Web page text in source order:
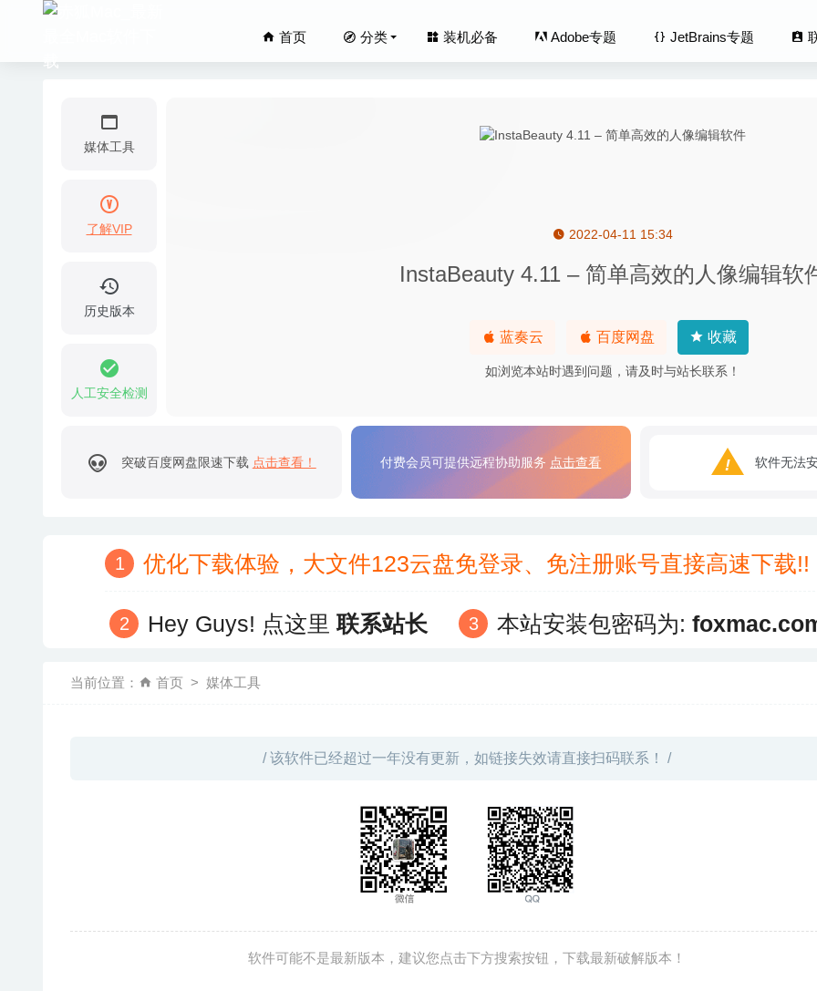
首页 分类 装机必备 Adobe专题 JetBrains专题
媒体工具
了解VIP
历史版本
人工安全检测
2022-04-11 15:34
InstaBeauty 4.11 – 简单高效的人像编辑软
蓝奏云 百度网盘 收藏
如浏览本站时遇到问题，请及时与站长联系！
突破百度网盘限速下载 点击查看！ 付费会员可提供远程协助服务 点击查看 软件无法
优化下载体验，大文件123云盘免登录、免注册账号直接高速下
Hey Guys! 点这里联系站长 本站安装包密码为:
当前位置： 首页 媒体工具
/ 该软件已经超过一年没有更新，如链接失效请直接扫码联系！ /
软件可能不是最新版本，建议您点击下方搜索按钮，下载最新破解版本！
ON1 Effects 20.4.1.18862 中文版-优秀的照片滤镜/LUT/纹理处理工具
balenaEtcher 1.5.78 for Mac – U盘启动盘制作工具 2020-02-20
Affinity Photo Beta 1.8.3.178 for Mac中文版-专业级修图软件 2020-03-28